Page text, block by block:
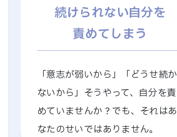
続けられない自分を
責めてしまう
「意志が弱いから」「どうせ続か
ないから」そうやって、自分を責
めていませんか？でも、それはあ
なたのせいではありません。